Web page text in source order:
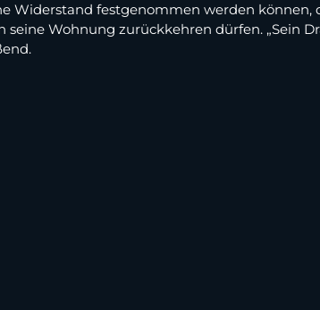
Widerstand festgenommen werden können,
seine Wohnung zurückkehren dürfen. „Sein